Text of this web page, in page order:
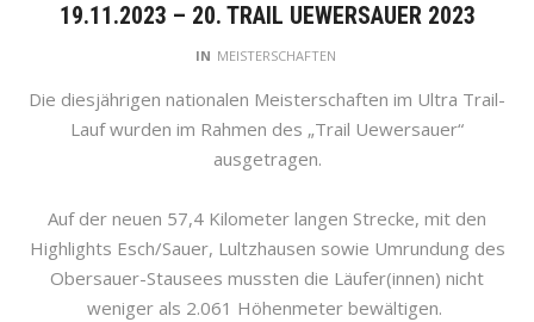
19.11.2023 – 20. TRAIL UEWERSAUER 2023
IN MEISTERSCHAFTEN
Die diesjährigen nationalen Meisterschaften im Ultra Trail-
Lauf wurden im Rahmen des „Trail Uewersauer“
ausgetragen.
Auf der neuen 57,4 Kilometer langen Strecke, mit den
Highlights Esch/Sauer, Lultzhausen sowie Umrundung des
Obersauer-Stausees mussten die Läufer(innen) nicht
weniger als 2.061 Höhenmeter bewältigen.